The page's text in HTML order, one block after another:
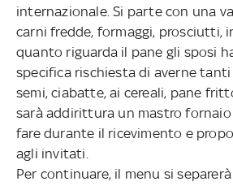
internazionale. Si parte con una
carni fredde, formaggi, prosciutti,
quanto riguarda il pane gli sposi
specifica rischiesta di averne
semi, ciabatte, ai cereali, pane
sarà addirittura un mastro fornaio
fare durante il ricevimento e
agli invitati.
Per continuare, il menu si